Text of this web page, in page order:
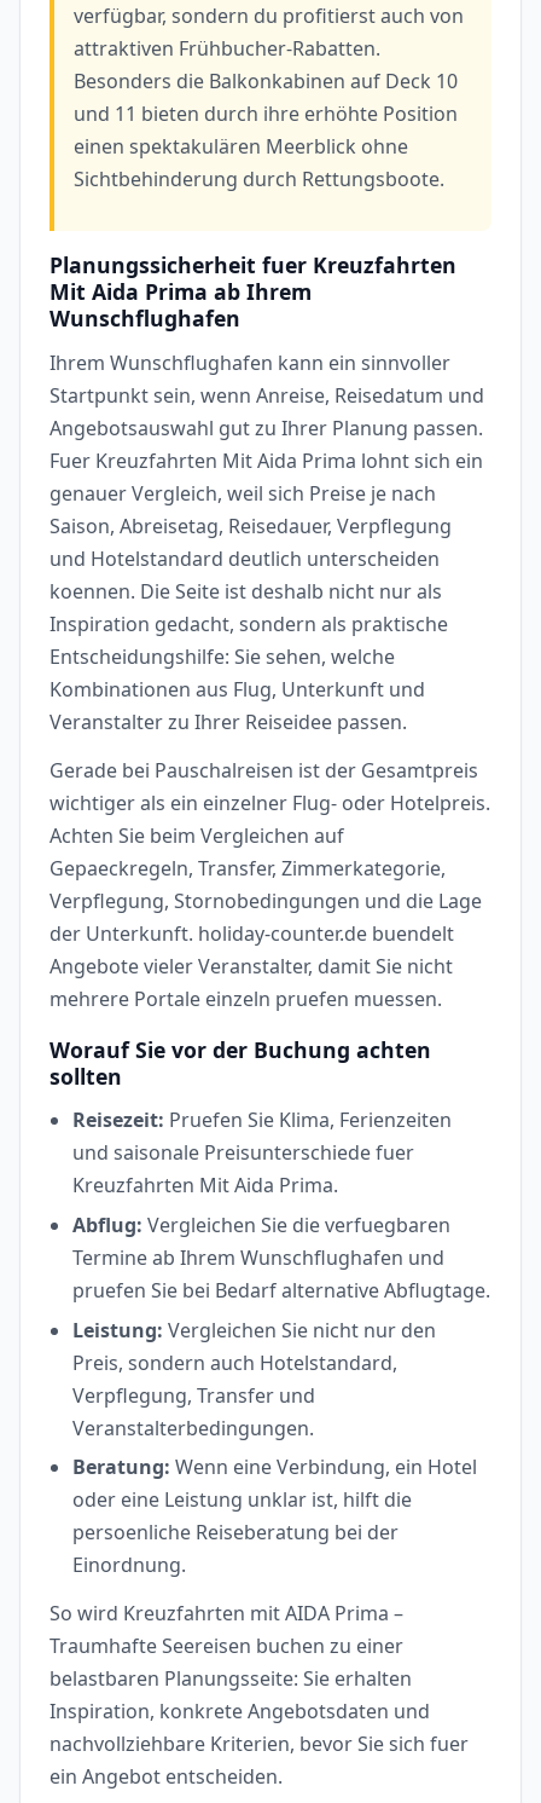
verfügbar, sondern du profitierst auch von
attraktiven Frühbucher-Rabatten.
Besonders die Balkonkabinen auf Deck 10
und 11 bieten durch ihre erhöhte Position
einen spektakulären Meerblick ohne
Sichtbehinderung durch Rettungsboote.
Planungssicherheit fuer Kreuzfahrten
Mit Aida Prima ab Ihrem
Wunschflughafen
Ihrem Wunschflughafen kann ein sinnvoller
Startpunkt sein, wenn Anreise, Reisedatum und
Angebotsauswahl gut zu Ihrer Planung passen.
Fuer Kreuzfahrten Mit Aida Prima lohnt sich ein
genauer Vergleich, weil sich Preise je nach
Saison, Abreisetag, Reisedauer, Verpflegung
und Hotelstandard deutlich unterscheiden
koennen. Die Seite ist deshalb nicht nur als
Inspiration gedacht, sondern als praktische
Entscheidungshilfe: Sie sehen, welche
Kombinationen aus Flug, Unterkunft und
Veranstalter zu Ihrer Reiseidee passen.
Gerade bei Pauschalreisen ist der Gesamtpreis
wichtiger als ein einzelner Flug- oder Hotelpreis.
Achten Sie beim Vergleichen auf
Gepaeckregeln, Transfer, Zimmerkategorie,
Verpflegung, Stornobedingungen und die Lage
der Unterkunft. holiday-counter.de buendelt
Angebote vieler Veranstalter, damit Sie nicht
mehrere Portale einzeln pruefen muessen.
Worauf Sie vor der Buchung achten
sollten
Reisezeit: Pruefen Sie Klima, Ferienzeiten
und saisonale Preisunterschiede fuer
Kreuzfahrten Mit Aida Prima.
Abflug: Vergleichen Sie die verfuegbaren
Termine ab Ihrem Wunschflughafen und
pruefen Sie bei Bedarf alternative Abflugtage.
Leistung: Vergleichen Sie nicht nur den
Preis, sondern auch Hotelstandard,
Verpflegung, Transfer und
Veranstalterbedingungen.
Beratung: Wenn eine Verbindung, ein Hotel
oder eine Leistung unklar ist, hilft die
persoenliche Reiseberatung bei der
Einordnung.
So wird Kreuzfahrten mit AIDA Prima –
Traumhafte Seereisen buchen zu einer
belastbaren Planungsseite: Sie erhalten
Inspiration, konkrete Angebotsdaten und
nachvollziehbare Kriterien, bevor Sie sich fuer
ein Angebot entscheiden.